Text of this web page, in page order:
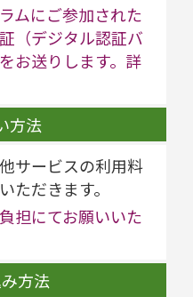
ムにご参加された
（デジタル認証バ
お送りします。詳
方法
サービスの利用料
ただきます。
担にてお願いいた
方法